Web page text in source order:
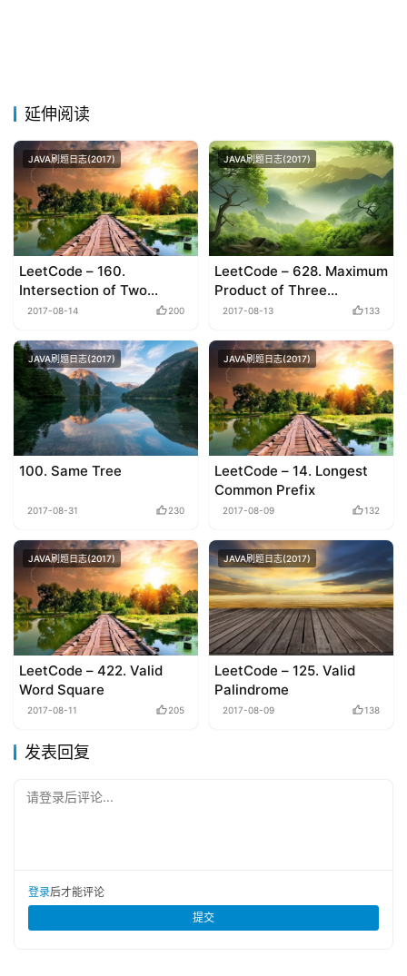
延伸阅读
JAVA刷题日志(2017)
LeetCode – 160.
Intersection of Two
Linked Lists
2017-08-14 200
JAVA刷题日志(2017)
LeetCode – 628. Maximum
Product of Three
Numbers
2017-08-13 133
JAVA刷题日志(2017)
100. Same Tree
2017-08-31 230
JAVA刷题日志(2017)
LeetCode – 14. Longest
Common Prefix
2017-08-09 132
JAVA刷题日志(2017)
LeetCode – 422. Valid
Word Square
2017-08-11 205
JAVA刷题日志(2017)
LeetCode – 125. Valid
Palindrome
2017-08-09 138
发表回复
请登录后评论...
登录后才能评论
提交